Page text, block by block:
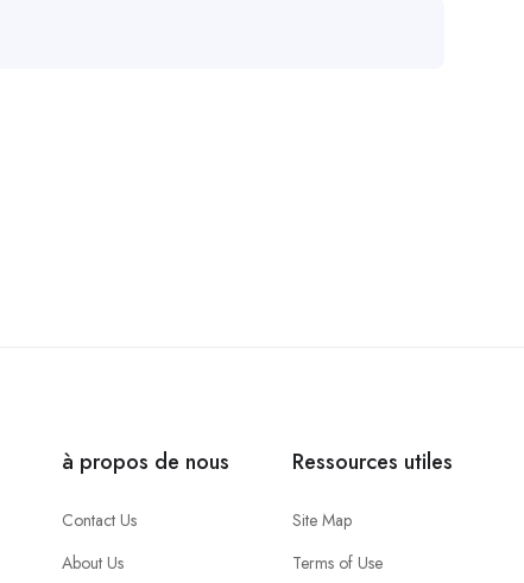
à propos de nous
Contact Us
About Us
Ressources utiles
Site Map
Terms of Use